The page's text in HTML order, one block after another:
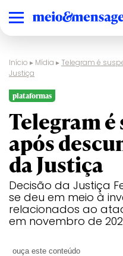
Início ▸ Mídia ▸ Telegram é
Justiça
plataformas
Telegram é
após
da Justiça
Decisão da Justiça
se deu em meio à
relacionados ao
em novembro de
ouça este conteúdo